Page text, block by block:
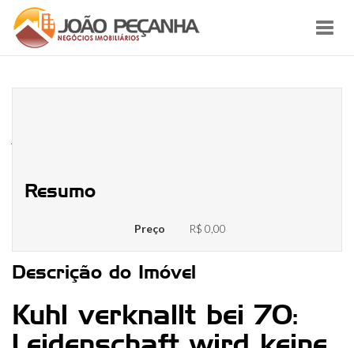
Resumo
Preço R$ 0,00
Descrição do Imóvel
Kuhl verknallt bei 70: